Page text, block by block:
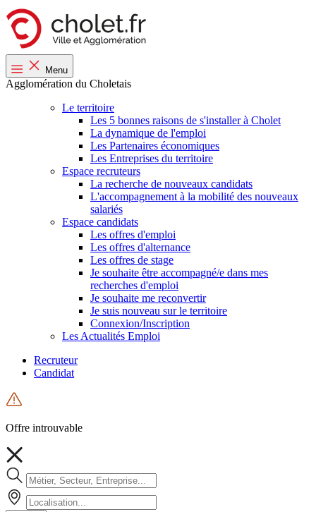
Menu
Agglomération du Choletais
Le territoire
Les 5 bonnes raisons de s'installer à Cholet
La dynamique de l'emploi
Les Partenaires économiques
Les Entreprises du territoire
Espace recruteurs
La recherche de nouveaux candidats
L'accompagnement à la mobilité des nouveaux
salariés
Espace candidats
Les offres d'emploi
Les offres d'alternance
Les offres de stage
Je souhaite être accompagné/e dans mes
recherches d'emploi
Je souhaite me reconvertir
Je suis nouveau sur le territoire
Connexion/Inscription
Les Actualités Emploi
Recruteur
Candidat
Offre introuvable